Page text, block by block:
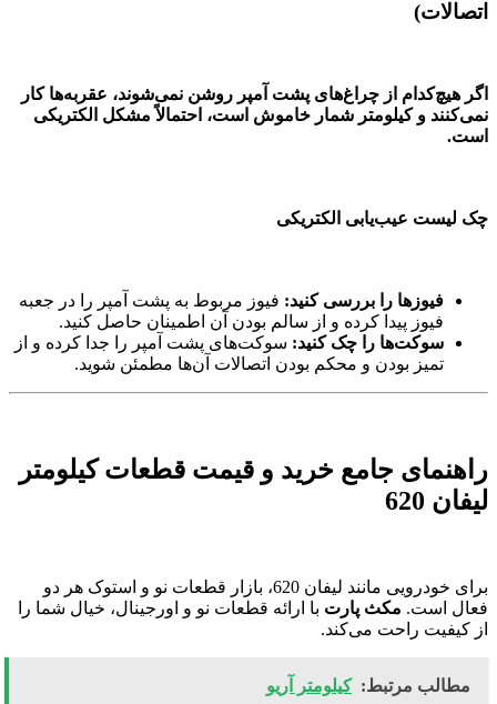
اتصالات)
اگر هیچ‌کدام از چراغ‌های پشت آمپر روشن نمی‌شوند، عقربه‌ها کار
نمی‌کنند و کیلومتر شمار خاموش است، احتمالاً مشکل الکتریکی
است.
چک لیست عیب‌یابی الکتریکی
فیوزها را بررسی کنید: فیوز مربوط به پشت آمپر را در جعبه
فیوز پیدا کرده و از سالم بودن آن اطمینان حاصل کنید.
سوکت‌ها را چک کنید: سوکت‌های پشت آمپر را جدا کرده و از
تمیز بودن و محکم بودن اتصالات آن‌ها مطمئن شوید.
راهنمای جامع خرید و قیمت قطعات کیلومتر
لیفان 620
برای خودرویی مانند لیفان 620، بازار قطعات نو و استوک هر دو
فعال است. مکث پارت با ارائه قطعات نو و اورجینال، خیال شما را
از کیفیت راحت می‌کند.
مطالب مرتبط: کیلومتر آریو